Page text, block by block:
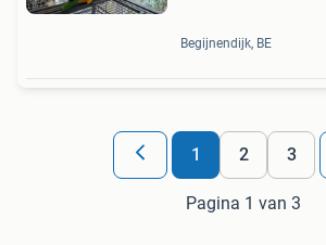
Begijnendijk, BE
1 2 3
Pagina 1 van 3